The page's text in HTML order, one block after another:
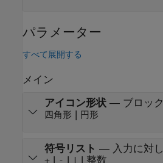
パラメーター
すべて展開する
メイン
アイコン形状— ブロッ
四角形 | 円形
符号リスト — 入力に対
+| - | | 整数